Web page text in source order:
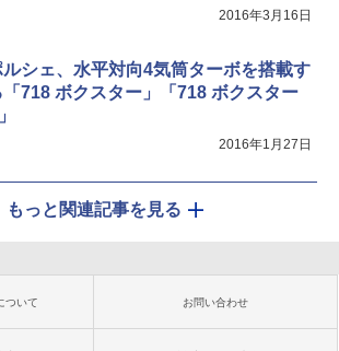
2016年3月16日
ルシェ、水平対向4気筒ターボを搭載す
「718 ボクスター」「718 ボクスター
2016年1月27日
もっと関連記事を見る
ついて お問い合わせ